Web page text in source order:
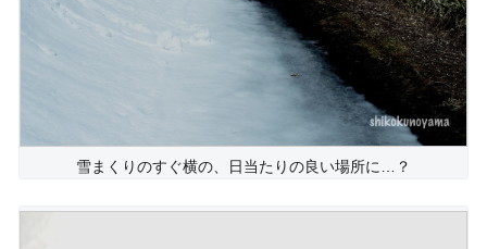
雪まくりのすぐ横の、日当たりの良い場所に…？